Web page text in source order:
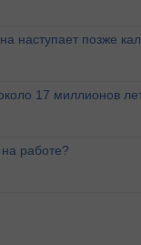
наступает позже
17 миллионов
работе?